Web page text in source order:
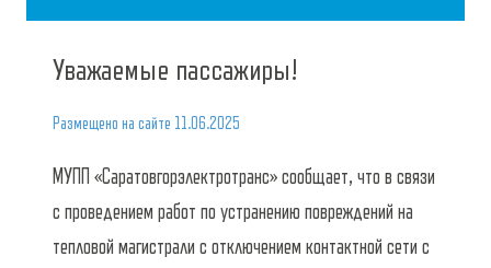
Уважаемые пассажиры!
Размещено на сайте 11.06.2025
МУПП «Саратовгорэлектротранс» сообщает, что в связи
с проведением работ по устранению повреждений на
тепловой магистрали с отключением контактной сети с